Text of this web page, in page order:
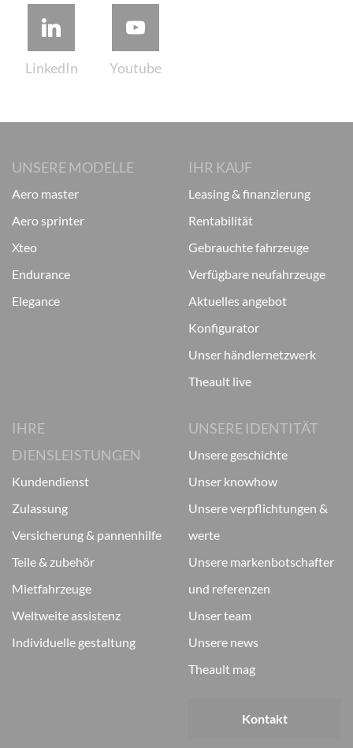
UNSERE MODELLE
aero master
aero sprinter
xteo
endurance
elegance
IHR KAUF
leasing & finanzierung
rentabilität
gebrauchte fahrzeuge
verfügbare neufahrzeuge
aktuelles angebot
konfigurator
unser händlernetzwerk
theault live
IHRE
DIENSLEISTUNGEN
kundendienst
zulassung
versicherung & pannenhilfe
teile & zubehör
mietfahrzeuge
weltweite assistenz
individuelle gestaltung
UNSERE IDENTITÄT
unsere geschichte
unser knowhow
unsere verpflichtungen &
werte
unsere markenbotschafter
und referenzen
unser team
unsere news
theault mag
Kontakt